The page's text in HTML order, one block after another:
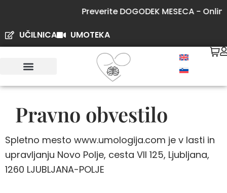
content
Preverite DOGODEK MESECA -
UČILNICA
UMOTEKA
Pravno obvestilo
Spletno mesto www.umologija.com je v lasti in
upravljanju Novo Polje, cesta VII 125, Ljubljana,
1260 LJUBLJANA-POLJE